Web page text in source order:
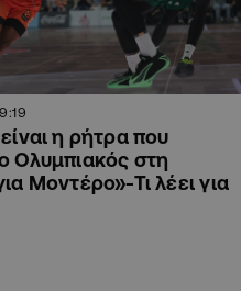
η ρήτρα που
Ολυμπιακός στη
Μοντέρο»-Τι λέει για